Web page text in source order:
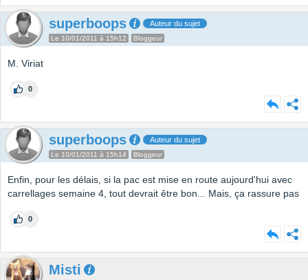
superboops Auteur du sujet
Le 10/01/2011 à 15h12 Bloggeur
M. Viriat
0
superboops Auteur du sujet
Le 10/01/2011 à 15h14 Bloggeur
Enfin, pour les délais, si la pac est mise en route aujourd'hui avec
carrellages semaine 4, tout devrait être bon... Mais, ça rassure pas
0
Misti